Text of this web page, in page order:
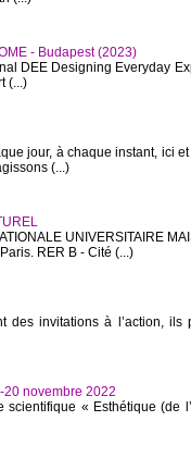
- Budapest (2023)
DEE Designing Everyday
(...)
jour, à chaque instant, ici
(...)
UNIVERSITAIRE
RER B - Cité (...)
des invitations à l’action,
20 novembre 2022
« Esthétique (de